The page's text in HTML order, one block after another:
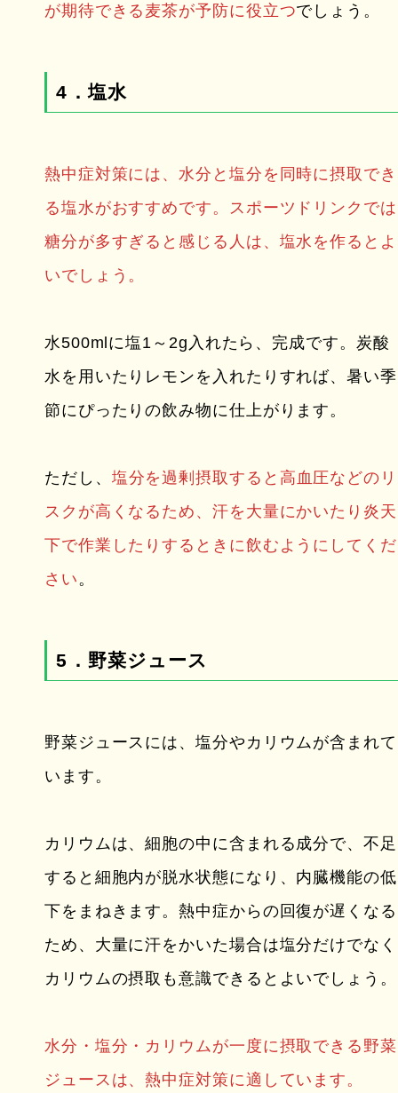
が期待できる麦茶が予防に役立つでしょう。
4．塩水
熱中症対策には、水分と塩分を同時に摂取でき
る塩水がおすすめです。スポーツドリンクでは
糖分が多すぎると感じる人は、塩水を作るとよ
いでしょう。
水500mlに塩1～2g入れたら、完成です。炭酸
水を用いたりレモンを入れたりすれば、暑い季
節にぴったりの飲み物に仕上がります。
ただし、 塩分を過剰摂取すると高血圧などのリ
スクが高くなるため、汗を大量にかいたり炎天
下で作業したりするときに飲むようにしてくだ
さい 。
5．野菜ジュース
野菜ジュースには、塩分やカリウムが含まれて
います。
カリウムは、細胞の中に含まれる成分で、不足
すると細胞内が脱水状態になり、内臓機能の低
下をまねきます。熱中症からの回復が遅くなる
ため、大量に汗をかいた場合は塩分だけでなく
カリウムの摂取も意識できるとよいでしょう。
水分・塩分・カリウムが一度に摂取できる野菜
ジュースは、熱中症対策に適しています。